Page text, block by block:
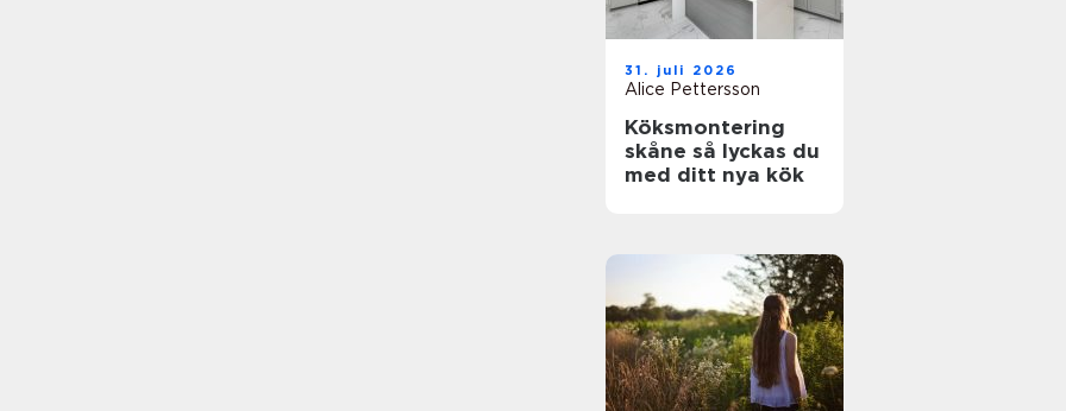
31. juli 2026
Alice Pettersson
Köksmontering
skåne så lyckas du
med ditt nya kök